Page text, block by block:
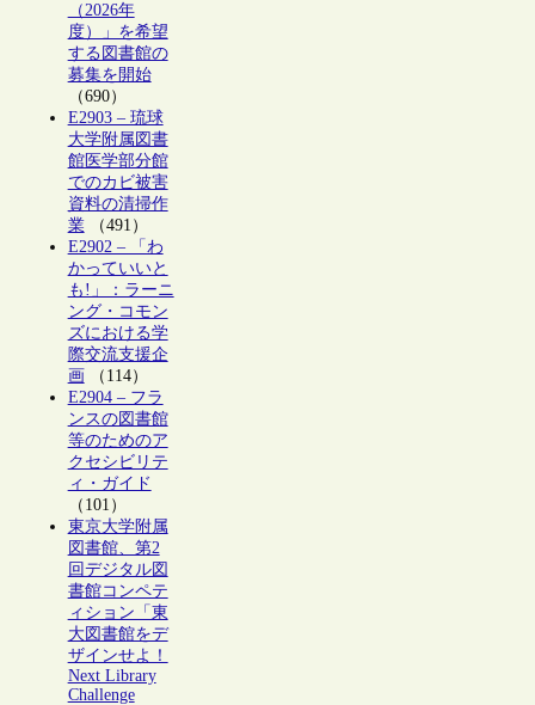
（2026年
度）」を希望
する図書館の
募集を開始
（690）
E2903 – 琉球
大学附属図書
館医学部分館
でのカビ被害
資料の清掃作
業（491）
E2902 – 「わ
かっていいと
も!」：ラーニ
ング・コモン
ズにおける学
際交流支援企
画 （114）
E2904 – フラ
ンスの図書館
等のためのア
クセシビリテ
ィ・ガイド
（101）
東京大学附属
図書館、第2
回デジタル図
書館コンペテ
ィション「東
大図書館をデ
ザインせよ！
Next Library
Challenge